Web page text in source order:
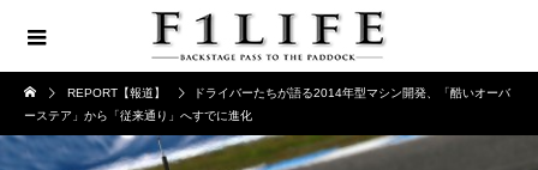
REPORT【報道】
ドライバーたちが語る2014年型マシン開発、「酷いオーバ
ーステア」から「従来通り」へすでに進化